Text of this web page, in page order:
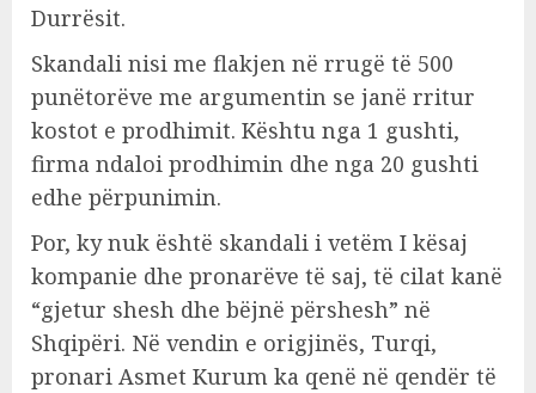
Durrësit.
Skandali nisi me flakjen në rrugë të 500
punëtorëve me argumentin se janë rritur
kostot e prodhimit. Kështu nga 1 gushti,
firma ndaloi prodhimin dhe nga 20 gushti
edhe përpunimin.
Por, ky nuk është skandali i vetëm I kësaj
kompanie dhe pronarëve të saj, të cilat kanë
“gjetur shesh dhe bëjnë përshesh” në
Shqipëri. Në vendin e origjinës, Turqi,
pronari Asmet Kurum ka qenë në qendër të